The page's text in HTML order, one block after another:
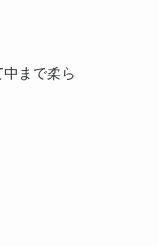
まで柔ら